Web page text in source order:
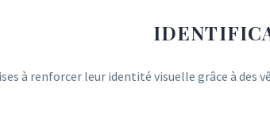
à renforcer leur identité visuelle grâce à des